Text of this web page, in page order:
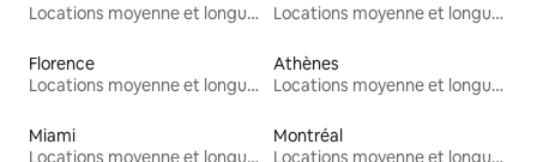
Locations moyenne et longue durée
Locations moyenne et longue durée
Florence
Locations moyenne et longue durée
Athènes
Locations moyenne et longue durée
Miami
Locations moyenne et longue durée
Montréal
Locations moyenne et longue durée